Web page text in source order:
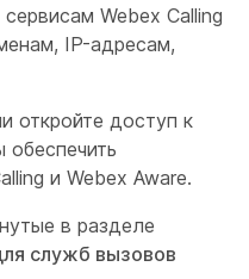
Webex Calling
IP-адресам,
откройте доступ к
и Webex Aware.
в разделе
служб вызовов